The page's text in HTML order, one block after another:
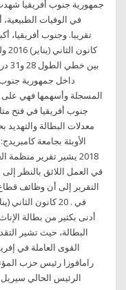
في الوفيات
داخل جمهورية جنوب
جنوب أفريقيا في فتح
معدلات البطالة
2018 يشير تقرير
في العمل اللائق بالنظر إلى
التقرير إلى أن وظائف
رامافوزا رئيس حزب